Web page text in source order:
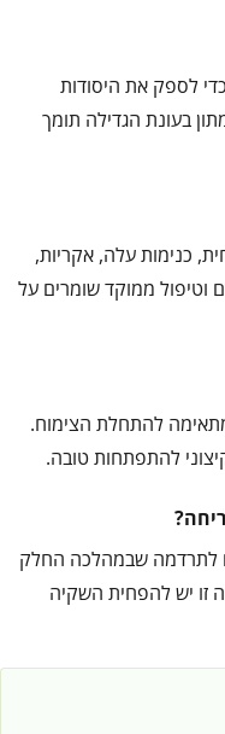
לספק את היסודות
בעונת הגדילה תומך
כנימות עלה, אקריות,
וטיפול ממוקד שומרים על
להתחלת הצימוח.
להתפתחות טובה.
לתרדמה שבמהלכה החלק
זו יש להפחית השקיה